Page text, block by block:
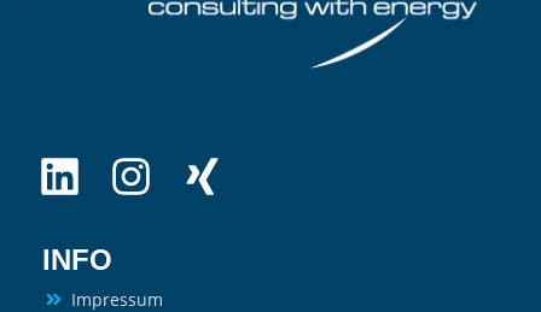
INFO
Impressum